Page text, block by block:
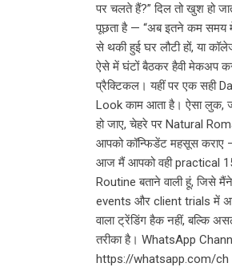
पर चलते हैं?” दिल तो खुश हो
पूछता है — “अब इतने कम समय
से थकी हुई घर लौटी हों, या
ऐसे में घंटों बैठकर हैवी मेकअप
प्रैक्टिकल। यहीं पर एक सही
Look काम आता है। ऐसा लुक,
हो जाए, चेहरे पर Natural
आपको कॉन्फिडेंट महसूस कराए
आज मैं आपको वही practical
Routine बताने वाली हूं, जिसे
events और client trials में
वाला ट्रेंडिंग हैक नहीं, बल्कि
तरीका है। WhatsApp
https://whatsapp.com/ch